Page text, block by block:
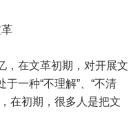
，在文革初期，对开展文
一种“不理解”、“不清
在初期，很多人是把文